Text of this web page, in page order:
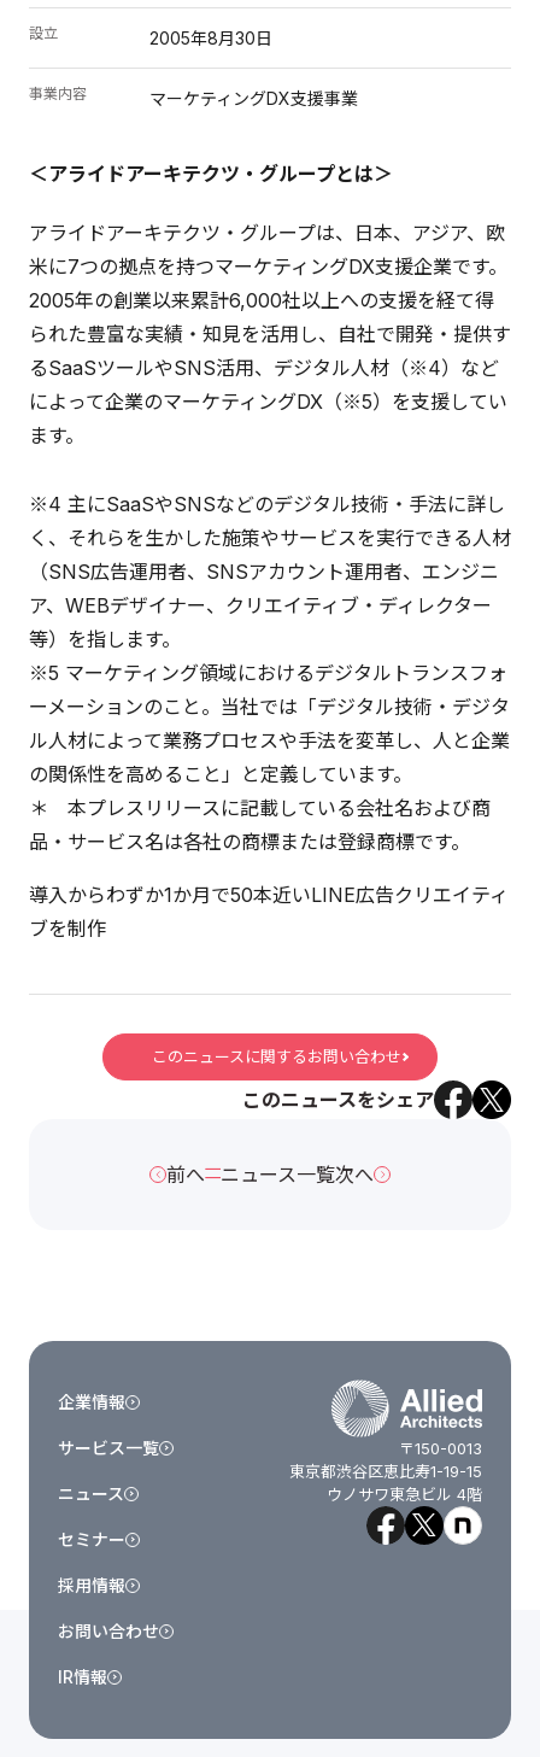
設立 2005年8月30日
事業内容 マーケティングDX支援事業
＜アライドアーキテクツ・グループとは＞
アライドアーキテクツ・グループは、日本、アジア、欧
米に7つの拠点を持つマーケティングDX支援企業です。
2005年の創業以来累計6,000社以上への支援を経て得
られた豊富な実績・知見を活用し、自社で開発・提供す
るSaaSツールやSNS活用、デジタル人材（※4）など
によって企業のマーケティングDX（※5）を支援してい
ます。
※4 主にSaaSやSNSなどのデジタル技術・手法に詳し
く、それらを生かした施策やサービスを実行できる人材
（SNS広告運用者、SNSアカウント運用者、エンジニ
ア、WEBデザイナー、クリエイティブ・ディレクター
等）を指します。
※5 マーケティング領域におけるデジタルトランスフォ
ーメーションのこと。当社では「デジタル技術・デジタ
ル人材によって業務プロセスや手法を変革し、人と企業
の関係性を高めること」と定義しています。
＊ 本プレスリリースに記載している会社名および商
品・サービス名は各社の商標または登録商標です。
導入からわずか1か月で50本近いLINE広告クリエイティ
ブを制作
このニュースに関するお問い合わせ
このニュースをシェア
前へ ニュース一覧次へ
〒150-0013
東京都渋谷区恵比寿1-19-15
ウノサワ東急ビル 4階
企業情報
サービス一覧
ニュース
セミナー
採用情報
お問い合わせ
IR情報